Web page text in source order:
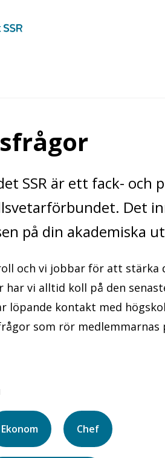
SSR är ett fack- och
Det
på din akademiska
och vi jobbar för att stärka
har vi alltid koll på den
löpande kontakt med
som rör medlemmarnas
Ekonom Chef